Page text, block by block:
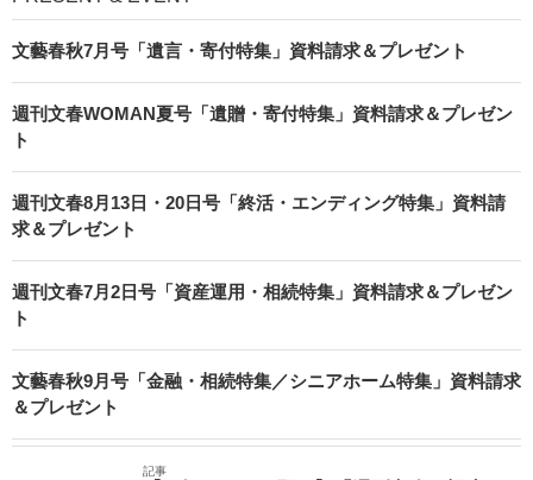
文藝春秋7月号「遺言・寄付特集」資料請求＆プレゼント
週刊文春WOMAN夏号「遺贈・寄付特集」資料請求＆プレゼン
ト
週刊文春8月13日・20日号「終活・エンディング特集」資料請
求＆プレゼント
週刊文春7月2日号「資産運用・相続特集」資料請求＆プレゼン
ト
文藝春秋9月号「金融・相続特集／シニアホーム特集」資料請求
＆プレゼント
記事